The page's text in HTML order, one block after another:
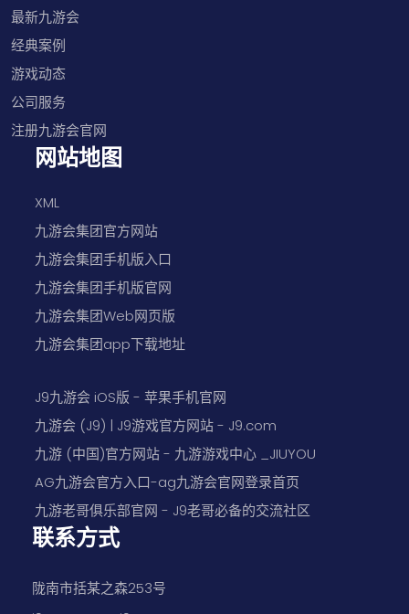
最新九游会
经典案例
游戏动态
公司服务
注册九游会官网
网站地图
XML
九游会集团官方网站
九游会集团手机版入口
九游会集团手机版官网
九游会集团Web网页版
九游会集团app下载地址
J9九游会 iOS版 - 苹果手机官网
九游会 (J9) | J9游戏官方网站 - J9.com
九游 (中国)官方网站 - 九游游戏中心 _JIUYOU
AG九游会官方入口-ag九游会官网登录首页
九游老哥俱乐部官网 - J9老哥必备的交流社区
联系方式
陇南市括某之森253号